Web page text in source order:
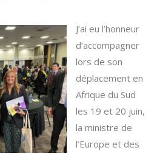
J’ai eu l’honneur
d’accompagner
lors de son
déplacement en
Afrique du Sud
les 19 et 20 juin,
la ministre de
l’Europe et des